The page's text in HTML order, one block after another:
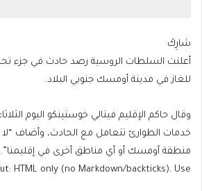
شارِكْ
أعلنت السلطات الروسية رصد حادث في جزء
للغاز في مدينة أومسك جنوبي البلاد.
وقال حاكم الإقليم فيتالي خوستينكو اليوم
خدمات الطوارئ تتعامل مع الحادث، وأضاف
منطقة أومسك أو أي مناطق أخرى في إقليمنا”.
HTML only (no Markdown/backticks). Use